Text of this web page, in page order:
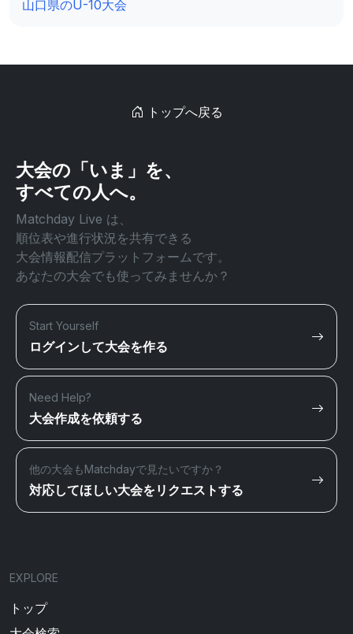
山口県のU-10大会
トップへ戻る
大会の「いま」を、
すべての人へ。
Matchday Live は、
順位表や進行状況を共有できる
大会情報配信プラットフォームです。
あなたの大会でも使ってみませんか？
Start Yourself
ログインして大会を作る
Need Help?
大会作成を依頼する
他の大会もMatchdayで見たいですか？
対応してほしい大会をリクエストする
EXPLORE
トップ